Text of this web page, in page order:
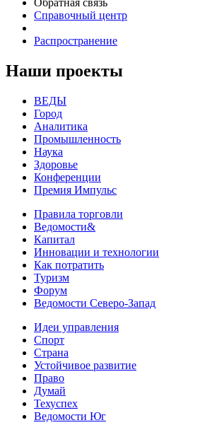
Обратная связь
Справочный центр
Распространение
Наши проекты
ВЕДЫ
Город
Аналитика
Промышленность
Наука
Здоровье
Конференции
Премия Импульс
Правила торговли
Ведомости&
Капитал
Инновации и технологии
Как потратить
Туризм
Форум
Ведомости Северо-Запад
Идеи управления
Спорт
Страна
Устойчивое развитие
Право
Думай
Техуспех
Ведомости Юг